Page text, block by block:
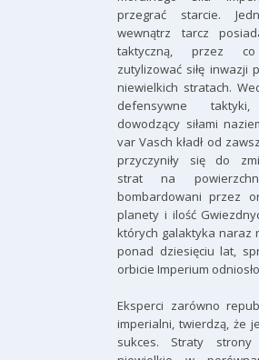
przegrać starcie.
wewnątrz tarcz
taktyczną, przez
zutylizować siłę inwazji
niewielkich stratach.
defensywne
dowodzący siłami
var Vasch kładł od
przyczyniły się do
strat na
bombardowani przez
planety i ilość
których galaktyka naraz
ponad dziesięciu lat,
orbicie Imperium
Eksperci zarówno
imperialni, twierdzą, że
sukces. Straty